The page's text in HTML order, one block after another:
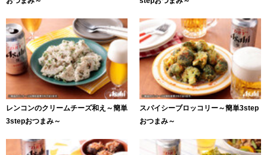
レンコンのクリームチーズ和え～簡単
3stepおつまみ～
スパイシーブロッコリー～簡単3step
おつまみ～